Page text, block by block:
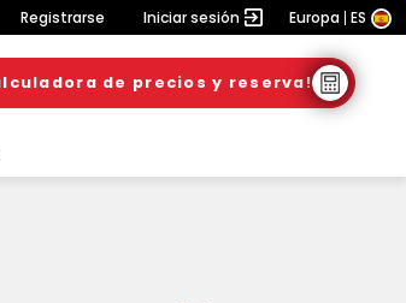
Registrarse Iniciar sesión Europa ES
de precios y reserva!